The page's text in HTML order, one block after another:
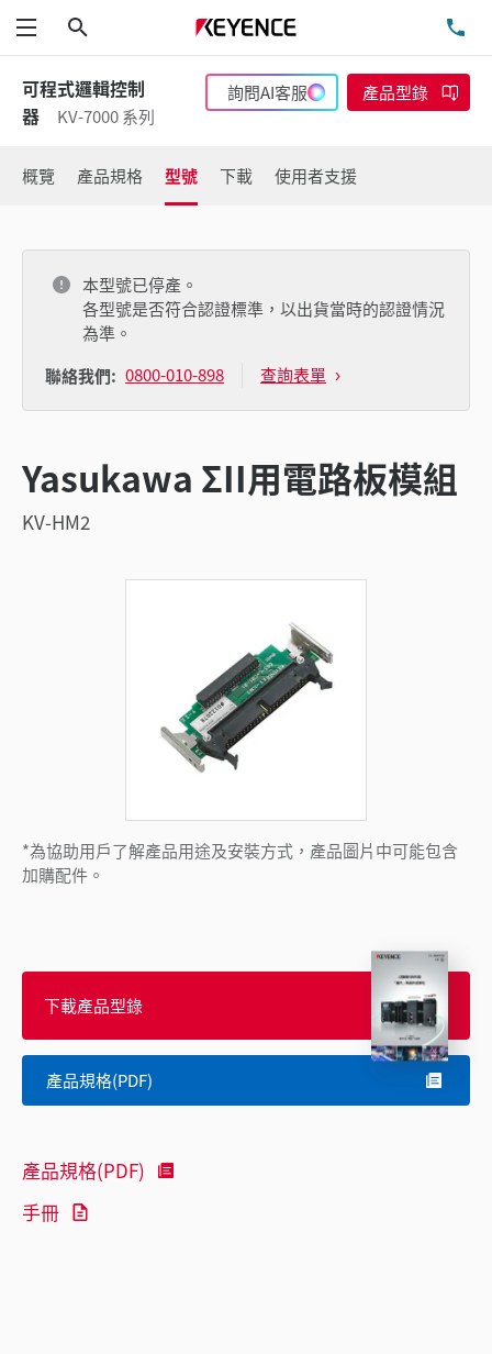
功能表
可程式邏輯控制
器
KV-7000 系列
詢問AI客服 產品型錄
概覽 產品規格 型號 下載 使用者支援
本型號已停產。
各型號是否符合認證標準，以出貨當時的認證情況
為準。
聯絡我們: 0800-010-898 查詢表單
Yasukawa ΣII用電路板模組
KV-HM2
*為協助用戶了解產品用途及安裝方式，產品圖片中可能包含
加購配件。
下載產品型錄
產品規格(PDF)
產品規格(PDF)
手冊